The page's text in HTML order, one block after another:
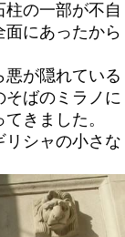
の一部が不自
にあったから
が隠れている
そばのミラノに
きました。
リシャの小さな